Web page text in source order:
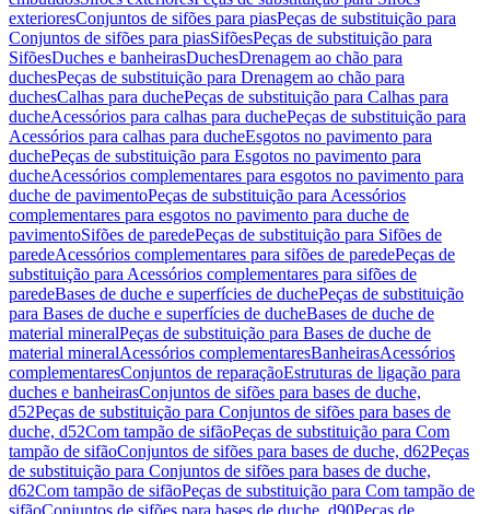
exterioresConjuntos de sifões para piasPeças de substituição para
Conjuntos de sifões para piasSifõesPeças de substituição para
SifõesDuches e banheirasDuchesDrenagem ao chão para
duchesPeças de substituição para Drenagem ao chão para
duchesCalhas para duchePeças de substituição para Calhas para
ducheAcessórios para calhas para duchePeças de substituição para
Acessórios para calhas para ducheEsgotos no pavimento para
duchePeças de substituição para Esgotos no pavimento para
ducheAcessórios complementares para esgotos no pavimento para
duche de pavimentoPeças de substituição para Acessórios
complementares para esgotos no pavimento para duche de
pavimentoSifões de paredePeças de substituição para Sifões de
paredeAcessórios complementares para sifões de paredePeças de
substituição para Acessórios complementares para sifões de
paredeBases de duche e superfícies de duchePeças de substituição
para Bases de duche e superfícies de ducheBases de duche de
material mineralPeças de substituição para Bases de duche de
material mineralAcessórios complementaresBanheirasAcessórios
complementaresConjuntos de reparaçãoEstruturas de ligação para
duches e banheirasConjuntos de sifões para bases de duche,
d52Peças de substituição para Conjuntos de sifões para bases de
duche, d52Com tampão de sifãoPeças de substituição para Com
tampão de sifãoConjuntos de sifões para bases de duche, d62Peças
de substituição para Conjuntos de sifões para bases de duche,
d62Com tampão de sifãoPeças de substituição para Com tampão de
sifãoConjuntos de sifões para bases de duche, d90Peças de